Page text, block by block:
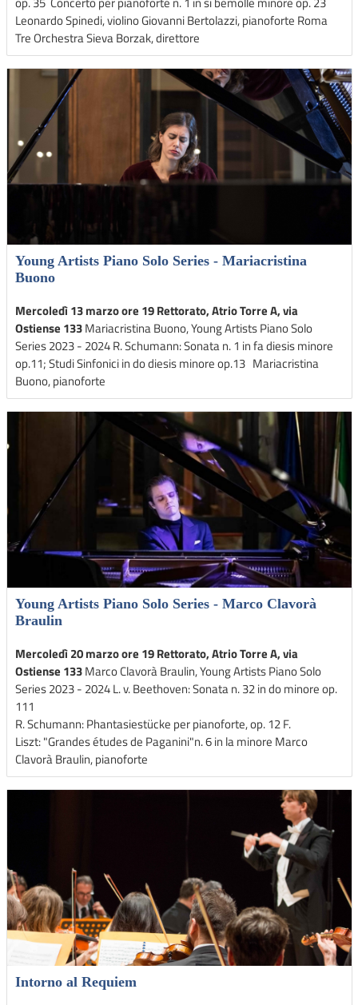
Leonardo Spinedi, violino Giovanni Bertolazzi, pianoforte Roma
Tre Orchestra Sieva Borzak, direttore
Young Artists Piano Solo Series - Mariacristina
Buono
Mercoledì 13 marzo ore 19 Rettorato, Atrio Torre A, via
Ostiense 133Mariacristina Buono, Young Artists Piano Solo
Series 2023 - 2024 R. Schumann: Sonata n. 1 in fa diesis minore
op.11; Studi Sinfonici in do diesis minore op.13 Mariacristina
Buono, pianoforte
Young Artists Piano Solo Series - Marco Clavorà
Braulin
Mercoledì 20 marzo ore 19 Rettorato, Atrio Torre A, via
Ostiense 133Marco Clavorà Braulin, Young Artists Piano Solo
Series 2023 - 2024 L. v. Beethoven: Sonata n. 32 in do minore op.
111
R. Schumann: Phantasiestücke per pianoforte, op. 12 F.
Liszt: "Grandes études de Paganini"n. 6 in la minore Marco
Clavorà Braulin, pianoforte
Intorno al Requiem